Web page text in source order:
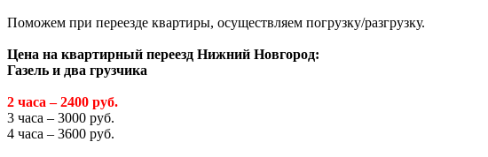
Поможем при переезде квартиры, осуществляем погрузку/разгрузку.
Цена на квартирный переезд Нижний Новгород:
Газель и два грузчика
2 часа – 2400 руб.
3 часа – 3000 руб.
4 часа – 3600 руб.